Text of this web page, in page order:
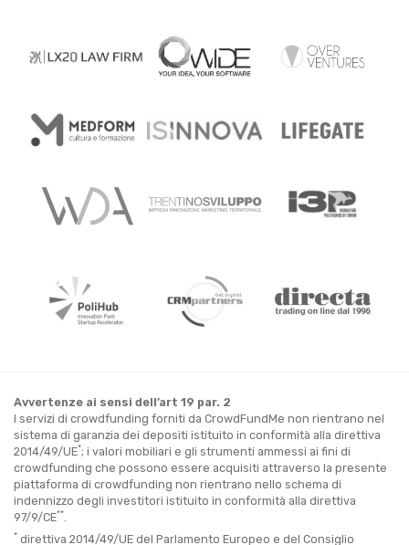
Avvertenze ai sensi dell’art 19 par. 2
I servizi di crowdfunding forniti da CrowdFundMe non rientrano nel
sistema di garanzia dei depositi istituito in conformità alla direttiva
2014/49/UE*; i valori mobiliari e gli strumenti ammessi ai fini di
crowdfunding che possono essere acquisiti attraverso la presente
piattaforma di crowdfunding non rientrano nello schema di
indennizzo degli investitori istituito in conformità alla direttiva
97/9/CE**
* direttiva 2014/49/UE del Parlamento Europeo e del Consiglio